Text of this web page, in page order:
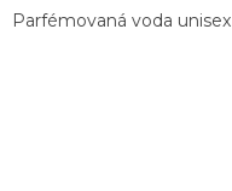
Parfémovaná voda unisex